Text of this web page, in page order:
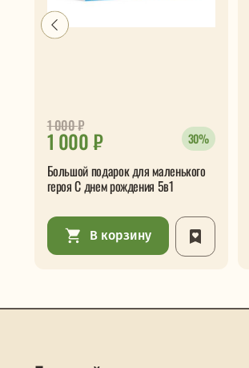
1 000 ₽
1 000₽
30%
Большой подарок для маленького
героя С днем рождения 5в1
В корзину